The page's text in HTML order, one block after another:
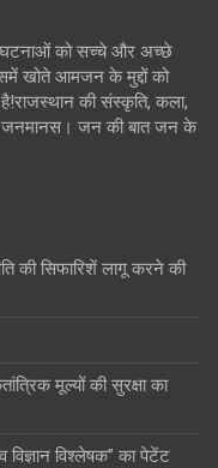
घटनाओं को सच्चे और अच्छे
खोते आमजन के मुद्दों को
की संस्कृति, कला,
जनमानस। जन की बात जन के
की सिफारिशें लागू करने की
मूल्यों की सुरक्षा का
विज्ञान विश्लेषक” का पेटेंट